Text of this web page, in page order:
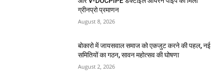
ग्रीनप्रो प्रमाणन
August 8, 2026
बोकारो में जायसवाल समाज को एकजुट करने की पहल, नई
समितियों का गठन, सावन महोत्सव की घोषणा
August 2, 2026